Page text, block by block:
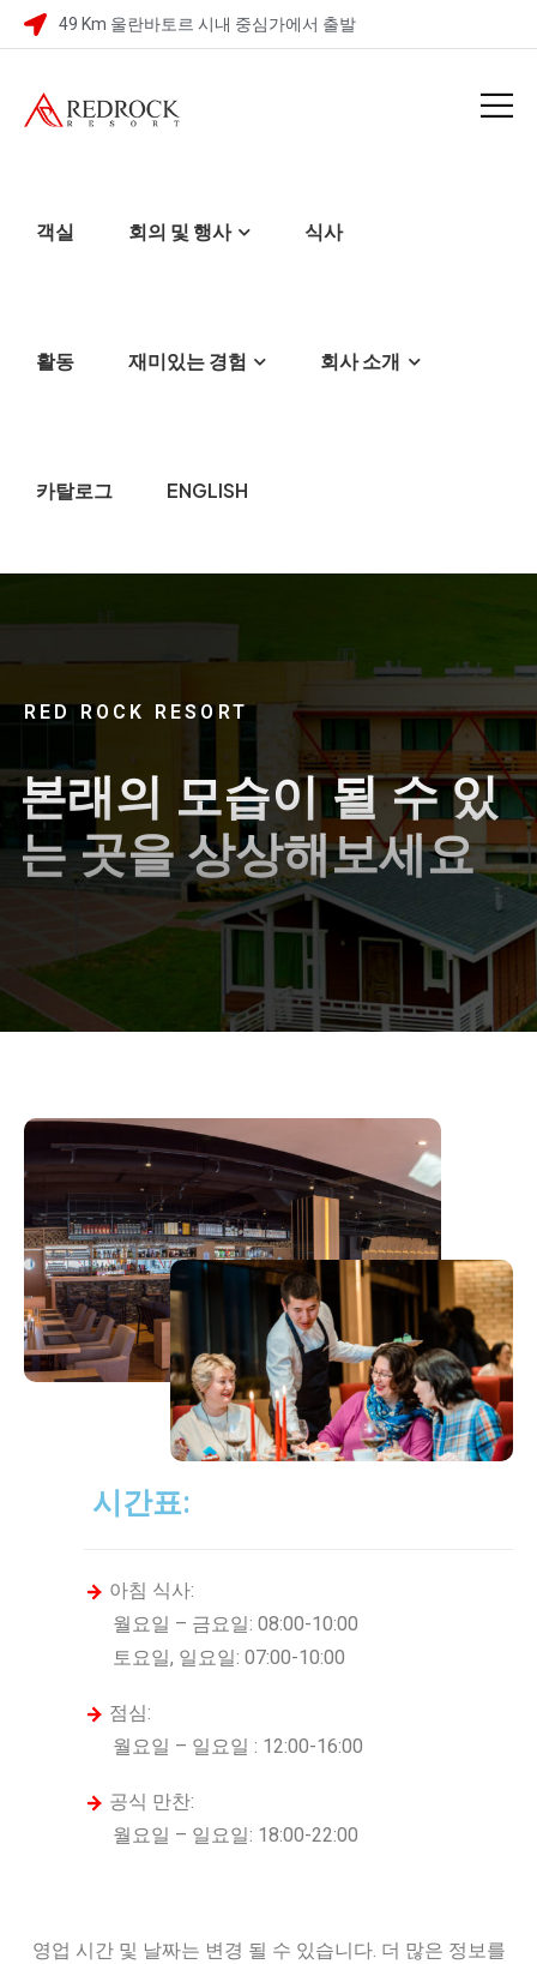
49 Km 울란바토르 시내 중심가에서 출발
객실 회의 및 행사 식사
활동 재미있는 경험 회사 소개
카탈로그 ENGLISH
RED ROCK RESORT
본래의 모습이 될 수 있
는 곳을 상상해보세요
시간표:
아침 식사:
월요일 – 금요일: 08:00-10:00
토요일, 일요일: 07:00-10:00
점심:
월요일 – 일요일 : 12:00-16:00
공식 만찬:
월요일 – 일요일: 18:00-22:00
영업 시간 및 날짜는 변경 될 수 있습니다. 더 많은 정보를